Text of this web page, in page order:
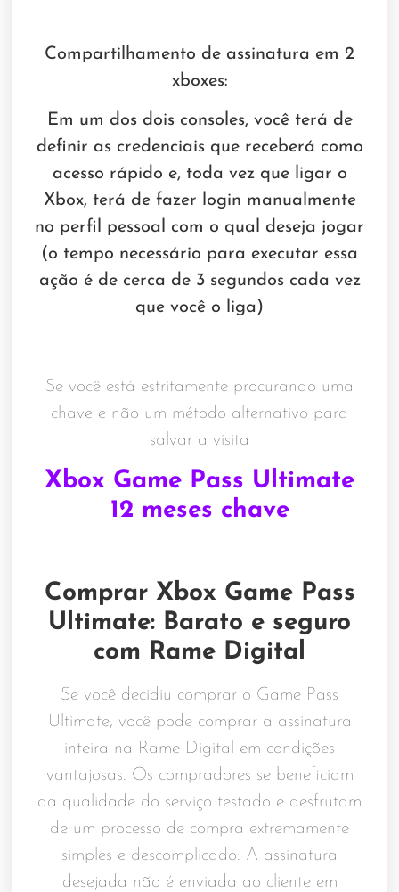
Compartilhamento de assinatura em 2
xboxes:
Em um dos dois consoles, você terá de
definir as credenciais que receberá como
acesso rápido e, toda vez que ligar o
Xbox, terá de fazer login manualmente
no perfil pessoal com o qual deseja jogar
(o tempo necessário para executar essa
ação é de cerca de 3 segundos cada vez
que você o liga)
Se você está estritamente procurando uma
chave e não um método alternativo para
salvar a visita
Xbox Game Pass Ultimate
12 meses chave
Comprar Xbox Game Pass
Ultimate: Barato e seguro
com Rame Digital
Se você decidiu comprar o Game Pass
Ultimate, você pode comprar a assinatura
inteira na Rame Digital em condições
vantajosas. Os compradores se beneficiam
da qualidade do serviço testado e desfrutam
de um processo de compra extremamente
simples e descomplicado. A assinatura
desejada não é enviada ao cliente em